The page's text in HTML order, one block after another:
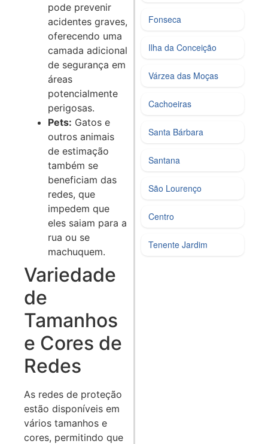
pode prevenir
acidentes graves,
oferecendo uma
camada adicional
de segurança em
áreas
potencialmente
perigosas.
Pets: Gatos e
outros animais
de estimação
também se
beneficiam das
redes, que
impedem que
eles saiam para a
rua ou se
machuquem.
Variedade
de
Tamanhos
e Cores de
Redes
As redes de proteção
estão disponíveis em
vários tamanhos e
cores, permitindo que
Fonseca
Ilha da Conceição
Várzea das Moças
Cachoeiras
Santa Bárbara
Santana
São Lourenço
Centro
Tenente Jardim